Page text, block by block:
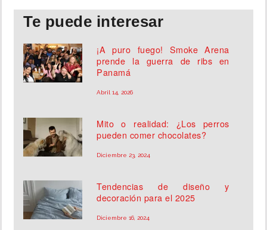
Te puede interesar
¡A puro fuego! Smoke Arena
prende la guerra de ribs en
Panamá
Abril 14, 2026
Mito o realidad: ¿Los perros
pueden comer chocolates?
Diciembre 23, 2024
Tendencias de diseño y
decoración para el 2025
Diciembre 16, 2024